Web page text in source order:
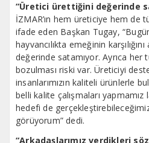
“Üretici ürettiğini değerinde
İZMAR’ın hem üreticiye hem de
ifade eden Başkan Tugay,
hayvancılıkta emeğinin
değerinde satamıyor. Ayrıca
bozulması riski var. Üreticiyi
insanlarımızın kaliteli ürünlerle
belli kalite çalışmaları yapmamız
hedefi de
görüyorum” dedi.
“Arkadaşlarımız verdikleri